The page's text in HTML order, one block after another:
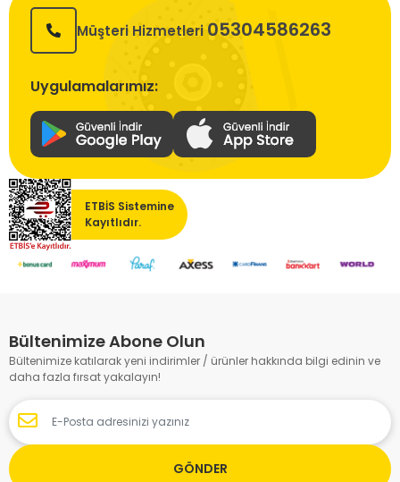
Müşteri Hizmetleri 05304586263
Uygulamalarımız:
ETBİS Sistemine
Kayıtlıdır.
Bültenimize Abone Olun
Bültenimize katılarak yeni indirimler / ürünler hakkında bilgi edinin ve
daha fazla fırsat yakalayın!
GÖNDER